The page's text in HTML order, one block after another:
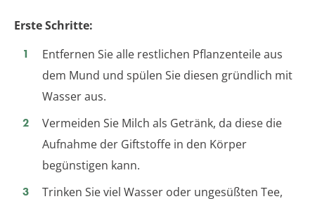
Erste Schritte:
Entfernen Sie alle restlichen Pflanzenteile aus
dem Mund und spülen Sie diesen gründlich mit
Wasser aus.
Vermeiden Sie Milch als Getränk, da diese die
Aufnahme der Giftstoffe in den Körper
begünstigen kann.
Trinken Sie viel Wasser oder ungesüßten Tee,